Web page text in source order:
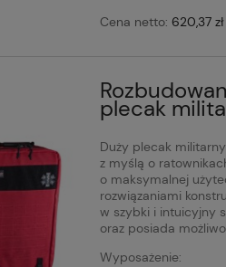
Cena netto: 620,37 zł
plecak
Duży plecak militarny
z myślą o
o maksymalnej
rozwiązaniami
w szybki i intuicyjny
oraz posiada
Wyposażenie: